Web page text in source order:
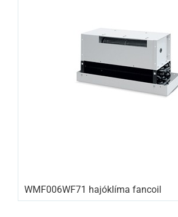
WMF006WF71 hajóklíma fancoil